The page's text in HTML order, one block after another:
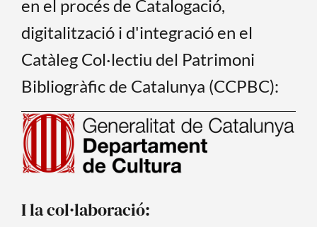
en el procés de Catalogació,
digitalització i d'integració en el
Catàleg Col·lectiu del Patrimoni
Bibliogràfic de Catalunya (CCPBC):
I la col·laboració: